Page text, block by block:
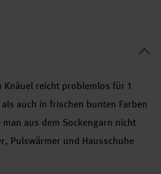
reicht problemlos für 1
auch in frischen bunten Farben
aus dem Sockengarn nicht
Pulswärmer und Hausschuhe